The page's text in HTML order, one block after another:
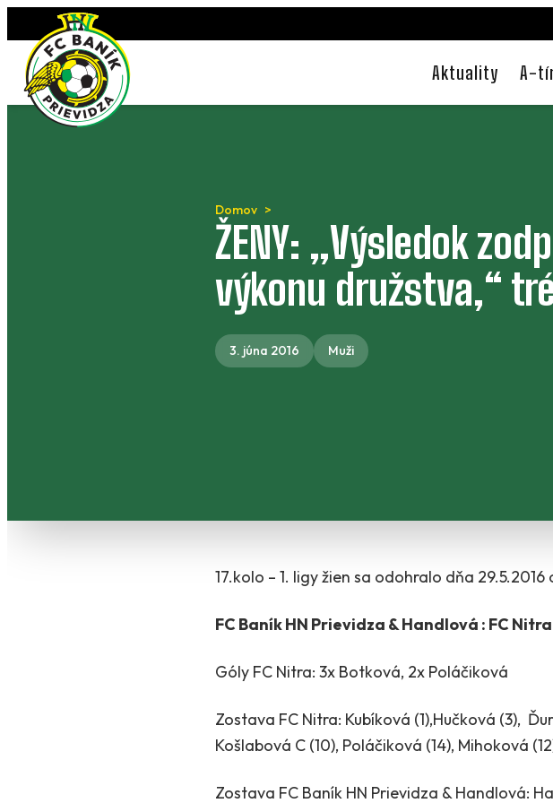
Preskočiť
na
obsah
Aktuality A-
Domov
ŽENY: „Výsledok
výkonu družstva,“
3. júna 2016 Muži
17.kolo – 1. ligy žien sa odohralo dňa
FC Baník HN Prievidza & Handlová : FC
Góly FC Nitra: 3x Botková, 2x Poláčiková
Zostava FC Nitra: Kubíková (1),Hučková (3),
Košlabová C (10), Poláčiková (14), Mihoková
Zostava FC Baník HN Prievidza & Handlová: